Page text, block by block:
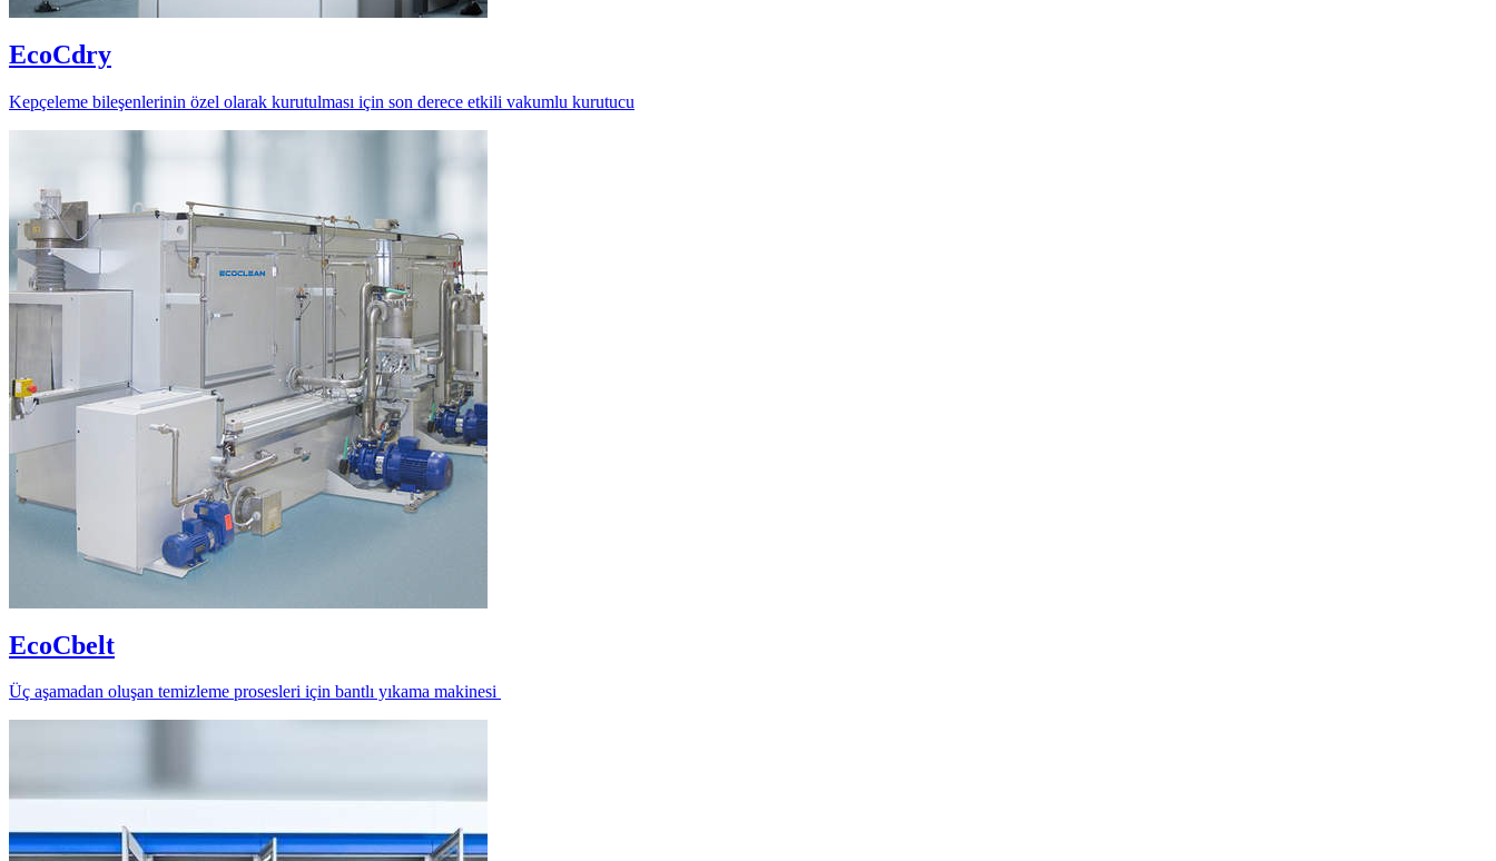
EcoCdry
Kepçeleme bileşenlerinin özel olarak kurutulması için son derece etkili vakumlu kurutucu
EcoCbelt
Üç aşamadan oluşan temizleme prosesleri için bantlı yıkama makinesi